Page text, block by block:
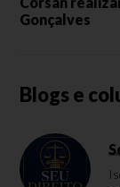
Gonçalves
Blogs e